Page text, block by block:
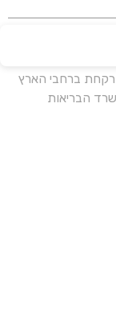
ברחבי הארץ
הבריאות